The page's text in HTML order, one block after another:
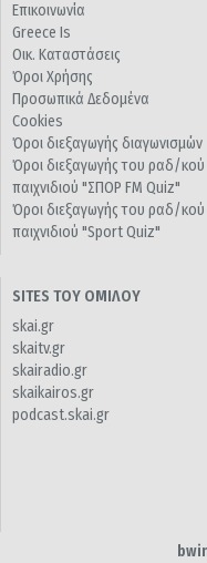
Επικοινωνία
Greece Is
Οικ. Καταστάσεις
Όροι Χρήσης
Προσωπικά Δεδομένα
Cookies
Όροι διεξαγωγής διαγωνισμών
Όροι διεξαγωγής του ραδ/κού
παιχνιδιού "ΣΠΟΡ FM Quiz"
Όροι διεξαγωγής του ραδ/κού
παιχνιδιού "Sport Quiz"
SITES ΤΟΥ ΟΜΙΛΟΥ
skai.gr
skaitv.gr
skairadio.gr
skaikairos.gr
podcast.skai.gr